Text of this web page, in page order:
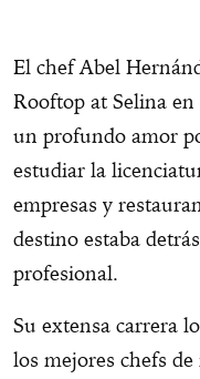
El chef Abel
Rooftop at Selina
un profundo amor
estudiar la
empresas y
destino estaba
profesional.
Su extensa carrera
los mejores chefs